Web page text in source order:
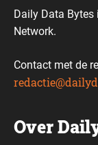
Daily Data
Network.
Contact met de
Over